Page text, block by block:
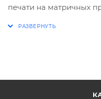
печати на матричных